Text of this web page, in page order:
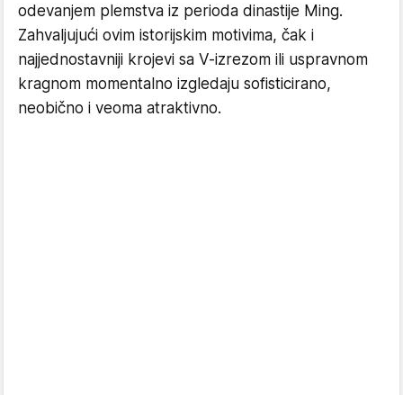
odevanjem plemstva iz perioda dinastije Ming.
Zahvaljujući ovim istorijskim motivima, čak i
najjednostavniji krojevi sa V-izrezom ili uspravnom
kragnom momentalno izgledaju sofisticirano,
neobično i veoma atraktivno.